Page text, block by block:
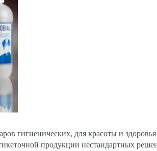
гигиенических, для красоты и здоровья
продукции нестандартных